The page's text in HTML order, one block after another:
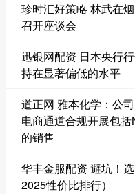
珍时汇好策略 林武在
召开座谈会
迅银网配资 日本央行
持在显著偏低的水平
道正网 雅本化学：公
电商通道合规开展包
的销售
华丰金服配资 避坑！
2025性价比排行）